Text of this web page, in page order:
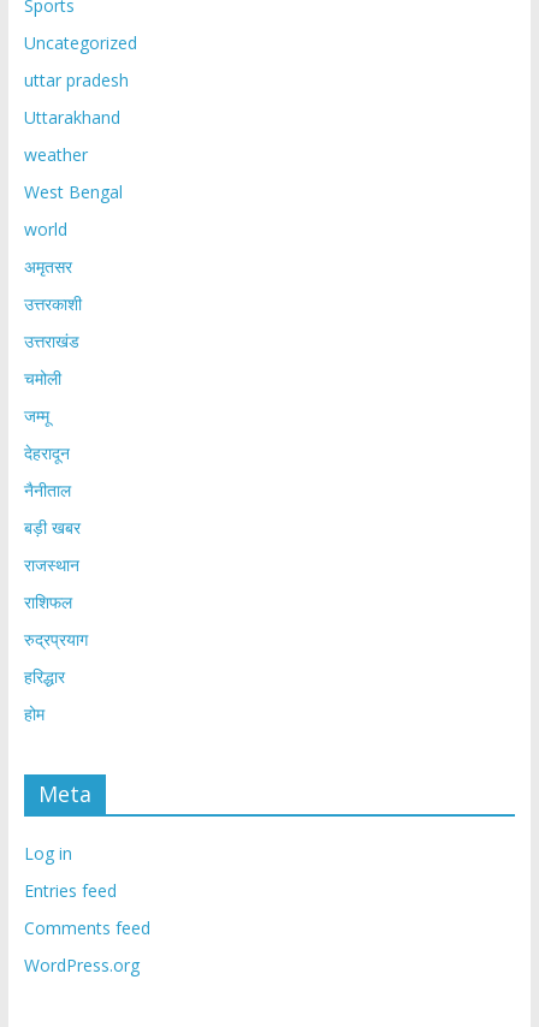
Sports
Uncategorized
uttar pradesh
Uttarakhand
weather
West Bengal
world
अमृतसर
उत्तरकाशी
उत्तराखंड
चमोली
जम्मू
देहरादून
नैनीताल
बड़ी खबर
राजस्थान
राशिफल
रुद्रप्रयाग
हरिद्धार
होम
Meta
Log in
Entries feed
Comments feed
WordPress.org